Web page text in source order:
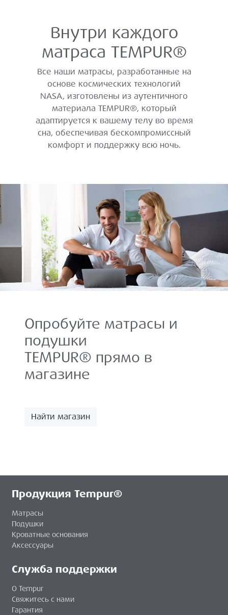
Внутри каждого
матраса TEMPUR®
Все наши матрасы, разработанные на
основе космических технологий
NASA, изготовлены из аутентичного
материала TEMPUR®, который
адаптируется к вашему телу во время
сна, обеспечивая бескомпромиссный
комфорт и поддержку всю ночь.
Опробуйте матрасы и
подушки
TEMPUR® прямо в
магазине
Найти магазин
Продукция Tempur®
Матрасы
Подушки
Кроватные основания
Аксессуары
Служба поддержки
О Tempur
Свяжитесь с нами
Гарантия